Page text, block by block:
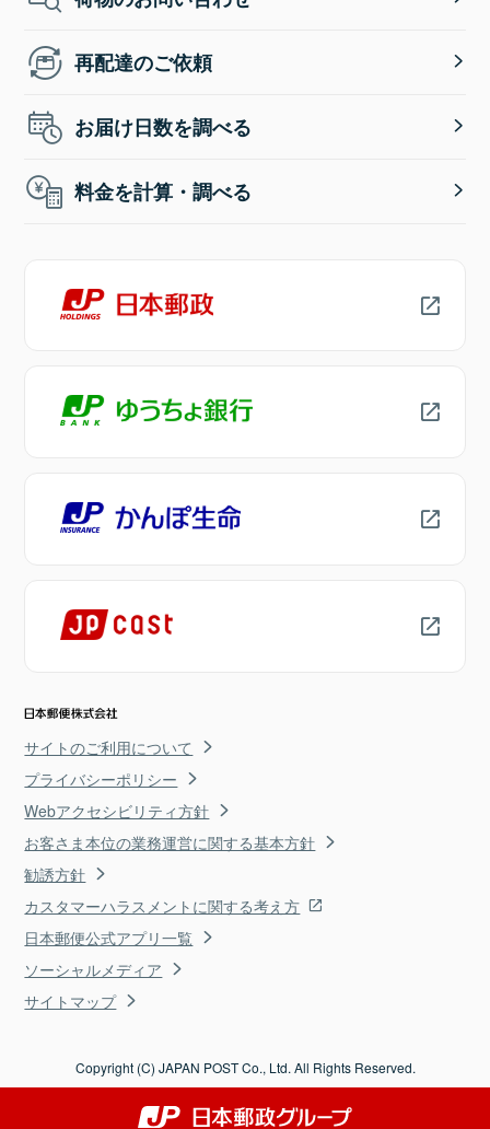
再配達のご依頼
お届け日数を調べる
料金を計算・調べる
サイトのご利用について
プライバシーポリシー
Webアクセシビリティ方針
お客さま本位の業務運営に関する基本方針
勧誘方針
カスタマーハラスメントに関する考え方
日本郵便公式アプリ一覧
ソーシャルメディア
サイトマップ
Copyright (C) JAPAN POST Co., Ltd. All Rights Reserved.